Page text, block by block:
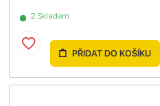
2 Skladem
PŘIDAT DO KOŠÍKU